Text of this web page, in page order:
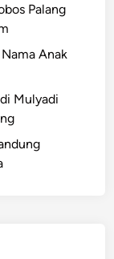
Palang
Anak
Mulyadi